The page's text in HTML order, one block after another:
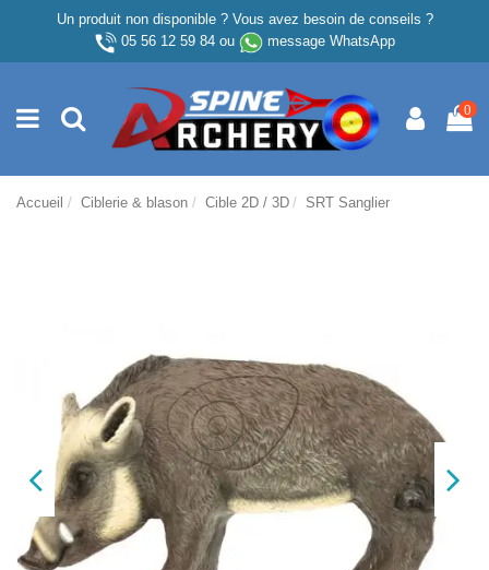
Un produit non disponible ? Vous avez besoin de conseils ?
05 56 12 59 84ou message WhatsApp
0
Accueil Ciblerie & blason Cible 2D / 3D SRT Sanglier